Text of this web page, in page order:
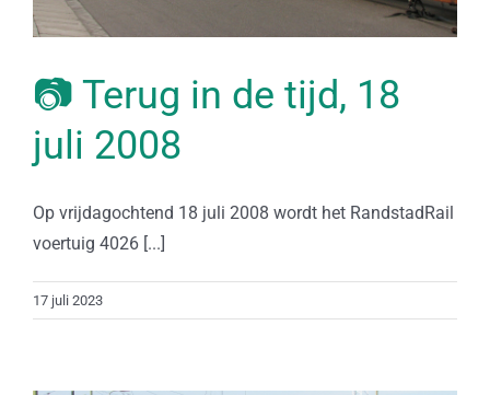
📷 Terug in de tijd, 18
juli 2008
Op vrijdagochtend 18 juli 2008 wordt het RandstadRail
voertuig 4026 [...]
17 juli 2023